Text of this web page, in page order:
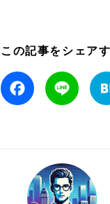
この記事をシェア
Facebook Line